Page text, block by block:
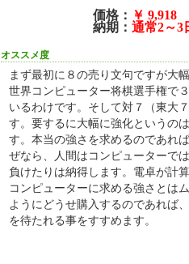
価格： ￥ 9,918
納期： 通常2～3
オススメ度
まず最初に８の売り文句ですが大
世界コンピューター将棋選手権で
いるわけです。そして対７（東大
す。要するに大幅に強化というの
す。本当の強さを求めるのであれ
ぜなら、人間はコンピューターで
負けたりは納得します。電卓が計
コンピューターに求める強さとは
ようにどうせ購入するのであれば
を待たれる事をすすめます。